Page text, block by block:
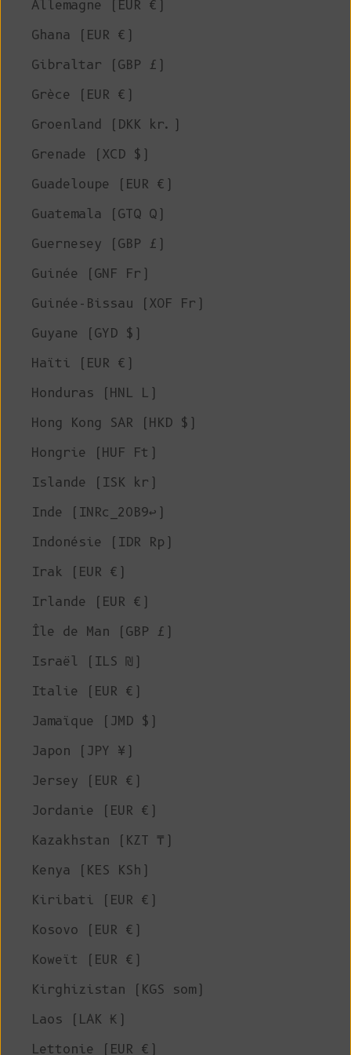
Allemagne (EUR €)
Ghana (EUR €)
Gibraltar (GBP £)
Grèce (EUR €)
Groenland (DKK kr.)
Grenade (XCD $)
Guadeloupe (EUR €)
Guatemala (GTQ Q)
Guernesey (GBP £)
Guinée (GNF Fr)
Guinée-Bissau (XOF Fr)
Guyane (GYD $)
Haïti (EUR €)
Honduras (HNL L)
Hong Kong SAR (HKD $)
Hongrie (HUF Ft)
Islande (ISK kr)
Inde (INRc_20B9↩)
Indonésie (IDR Rp)
Irak (EUR €)
Irlande (EUR €)
Île de Man (GBP £)
Israël (ILS ₪)
Italie (EUR €)
Jamaïque (JMD $)
Japon (JPY ¥)
Jersey (EUR €)
Jordanie (EUR €)
Kazakhstan (KZT ₸)
Kenya (KES KSh)
Kiribati (EUR €)
Kosovo (EUR €)
Koweït (EUR €)
Kirghizistan (KGS som)
Laos (LAK ₭)
Lettonie (EUR €)